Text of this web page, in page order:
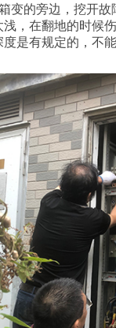
变的旁边，挖开
，在翻地的时候
是有规定的，不